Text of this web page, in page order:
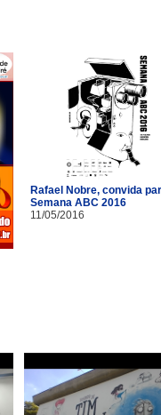
Rafael Nobre, convida
Semana ABC 2016
11/05/2016